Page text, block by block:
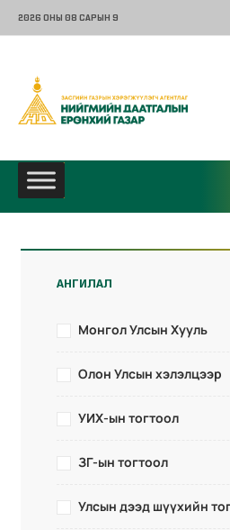
2026 ОНЫ 08 САРЫН 9
АНГИЛАЛ
Монгол Улсын Хууль
Олон Улсын хэлэлцээр
УИХ-ын тогтоол
ЗГ-ын тогтоол
Улсын дээд шүүхийн